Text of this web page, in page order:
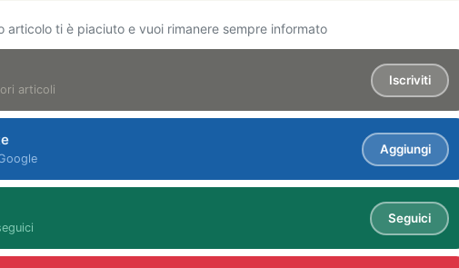
articolo ti è piaciuto e vuoi rimanere sempre informato
articoli
Iscriviti
Aggiungi
Seguici